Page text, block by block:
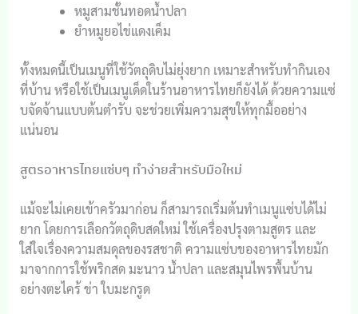
หมูสามชั้นทอดน้ำปลา
ยำหมูยอไข่แดงเค็ม
ทั้งหมดนี้เป็นเมนูที่ใช้วัตถุดิบไม่ยุ่งยาก เหมาะสำหรับทำกินเอง
ที่บ้าน หรือใช้เป็นเมนูเด็ดในร้านอาหารไทยก็ยังได้ ด้วยความแซ่
บจัดจ้านแบบต้นตำรับ จะช่วยเพิ่มความสุขให้ทุกมื้ออย่าง
แน่นอน
สูตรอาหารไทยแซ่บๆ ทำง่ายสำหรับมือใหม่
แม้จะไม่เคยเข้าครัวมาก่อน ก็สามารถเริ่มต้นทำเมนูแซ่บได้ไม่
ยาก โดยการเลือกวัตถุดิบสดใหม่ ใช้เครื่องปรุงตามสูตร และ
ใส่ใจเรื่องความสมดุลของรสชาติ ความแซ่บของอาหารไทยมัก
มาจากการใช้พริกสด มะนาว น้ำปลา และสมุนไพรพื้นบ้าน
อย่างตะไคร้ ข่า ใบมะกรูด